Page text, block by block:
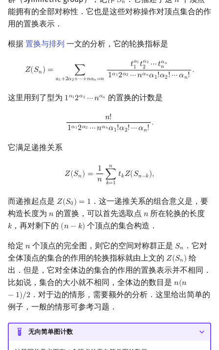
𝑛
能拥有的全部对称性．它也是这些对称操作对顶点集合的作
用的置换表示．
根据 置换与排列 一文的分析，它的轮换指标是
𝑍(𝑆𝑛) = ∑
𝑎1+2𝛼2+⋯+𝑛𝛼𝑛=𝑛
𝑡𝛼1
1 𝑡𝛼2
2 ⋯𝑡𝛼𝑛
𝑛
1𝛼12𝛼2 ⋯𝑛𝛼𝑛𝛼1!𝛼2! ⋯𝛼𝑛! .
=∑ a1 + nαn tnαn1 α12α2
这里用到了型为 1𝛼1 2𝛼2 ⋯𝑛𝛼𝑛
1α12α2⋯nαn的置换的计数是
𝑛!
1𝛼12𝛼2 ⋯𝑛𝛼𝑛𝛼1!𝛼2! ⋯𝛼𝑛! .
nαn
它满足递推关系
𝑍(𝑆𝑛) = 1
𝑛
𝑛
∑
𝑘=1
𝑡𝑘𝑍(𝑆𝑛−𝑘),
( S n ∑ =1n S n ,
而递推起点是 𝑍(𝑆0) = 1
Z(S0)= 1
．这一递推关系的组合意义是，要
构造长度为 𝑛
n 的置换，可以首先选取点 𝑛
n 所在轮换的长度
𝑘
k ，再对剩下的 (𝑛 − 𝑘)
(n−k) 个顶点的集合构造．
给定 𝑛
n 个顶点的完全图，则它的空间对称群正是 𝑆𝑛
Sn ．它对
全体顶点的集合的作用的轮换指标就由上文的 𝑍(𝑆𝑛)
Z(Sn) 给
出．但是，它对全体边的集合的作用的置换表示并不相同．
比如说，集合的大小就不相同，全体边的数目是 𝑛(𝑛
− 1)/2
n(n−
．对于边的情形，需要额外的分析．这里给出简单的
例子，一般的情形可参考习题．
无向简单图计数